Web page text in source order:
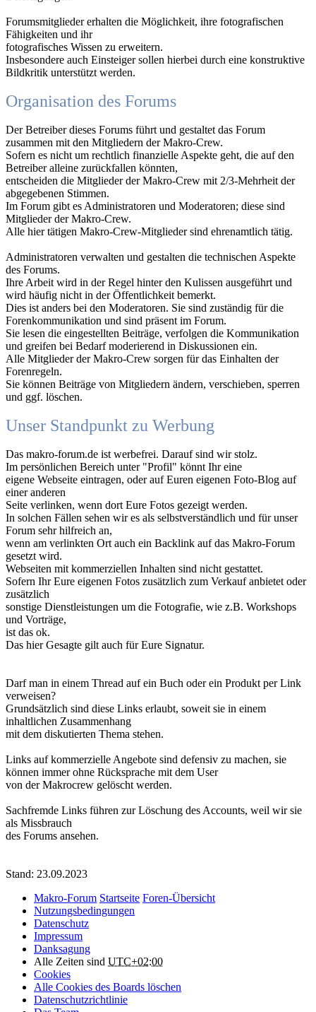
Forumsmitglieder erhalten die Möglichkeit, ihre fotografischen
Fähigkeiten und ihr
fotografisches Wissen zu erweitern.
Insbesondere auch Einsteiger sollen hierbei durch eine konstruktive
Bildkritik unterstützt werden.
Organisation des Forums
Der Betreiber dieses Forums führt und gestaltet das Forum
zusammen mit den Mitgliedern der Makro-Crew.
Sofern es nicht um rechtlich finanzielle Aspekte geht, die auf den
Betreiber alleine zurückfallen könnten,
entscheiden die Mitglieder der Makro-Crew mit 2/3-Mehrheit der
abgegebenen Stimmen.
Im Forum gibt es Administratoren und Moderatoren; diese sind
Mitglieder der Makro-Crew.
Alle hier tätigen Makro-Crew-Mitglieder sind ehrenamtlich tätig.
Administratoren verwalten und gestalten die technischen Aspekte
des Forums.
Ihre Arbeit wird in der Regel hinter den Kulissen ausgeführt und
wird häufig nicht in der Öffentlichkeit bemerkt.
Dies ist anders bei den Moderatoren. Sie sind zuständig für die
Forenkommunikation und sind präsent im Forum.
Sie lesen die eingestellten Beiträge, verfolgen die Kommunikation
und greifen bei Bedarf moderierend in Diskussionen ein.
Alle Mitglieder der Makro-Crew sorgen für das Einhalten der
Forenregeln.
Sie können Beiträge von Mitgliedern ändern, verschieben, sperren
und ggf. löschen.
Unser Standpunkt zu Werbung
Das makro-forum.de ist werbefrei. Darauf sind wir stolz.
Im persönlichen Bereich unter "Profil" könnt Ihr eine
eigene Webseite eintragen, oder auf Euren eigenen Foto-Blog auf
einer anderen
Seite verlinken, wenn dort Eure Fotos gezeigt werden.
In solchen Fällen sehen wir es als selbstverständlich und für unser
Forum sehr hilfreich an,
wenn am verlinkten Ort auch ein Backlink auf das Makro-Forum
gesetzt wird.
Webseiten mit kommerziellen Inhalten sind nicht gestattet.
Sofern Ihr Eure eigenen Fotos zusätzlich zum Verkauf anbietet oder
zusätzlich
sonstige Dienstleistungen um die Fotografie, wie z.B. Workshops
und Vorträge,
ist das ok.
Das hier Gesagte gilt auch für Eure Signatur.
Darf man in einem Thread auf ein Buch oder ein Produkt per Link
verweisen?
Grundsätzlich sind diese Links erlaubt, soweit sie in einem
inhaltlichen Zusammenhang
mit dem diskutierten Thema stehen.
Links auf kommerzielle Angebote sind defensiv zu machen, sie
können immer ohne Rücksprache mit dem User
von der Makrocrew gelöscht werden.
Sachfremde Links führen zur Löschung des Accounts, weil wir sie
als Missbrauch
des Forums ansehen.
Stand: 23.09.2023
Makro-Forum Startseite Foren-Übersicht
Nutzungsbedingungen
Datenschutz
Impressum
Danksagung
Alle Zeiten sind UTC+02:00
Cookies
Alle Cookies des Boards löschen
Datenschutzrichtlinie